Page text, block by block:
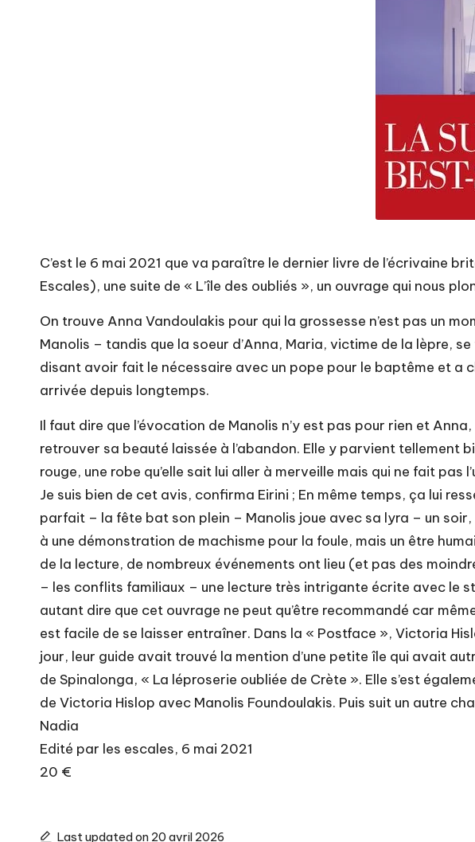
C’est le 6 mai 2021 que va paraître le dernier livre de l’écrivaine
Escales), une suite de « L’île des oubliés », un ouvrage qui nous
On trouve Anna Vandoulakis pour qui la grossesse n’est pas un
Manolis – tandis que la soeur d’Anna, Maria, victime de la lèpre,
disant avoir fait le nécessaire avec un pope pour le baptême et a
arrivée depuis longtemps.
Il faut dire que l’évocation de Manolis n’y est pas pour rien et
retrouver sa beauté laissée à l’abandon. Elle y parvient tellement
rouge, une robe qu’elle sait lui aller à merveille mais qui ne fait
Je suis bien de cet avis, confirma Eirini ; En même temps, ça lui
parfait – la fête bat son plein – Manolis joue avec sa lyra – un
à une démonstration de machisme pour la foule, mais un être
de la lecture, de nombreux événements ont lieu (et pas des
– les conflits familiaux – une lecture très intrigante écrite avec le
autant dire que cet ouvrage ne peut qu’être recommandé car
est facile de se laisser entraîner. Dans la « Postface », Victoria
jour, leur guide avait trouvé la mention d’une petite île qui avait
de Spinalonga, « La léproserie oubliée de Crète ». Elle s’est
de Victoria Hislop avec Manolis Foundoulakis. Puis suit un autre
Nadia
Edité par les escales, 6 mai 2021
20 €
Last updated on 20 avril 2026